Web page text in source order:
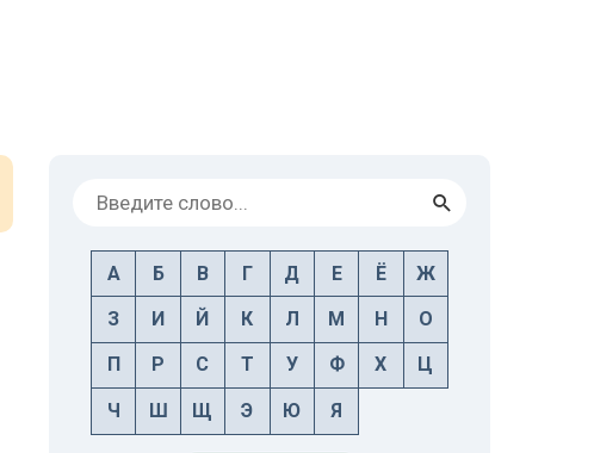
А Б В Г Д Е Ё Ж
З И Й К Л М Н О
П Р С Т У Ф Х Ц
Ч Ш Щ Э Ю Я